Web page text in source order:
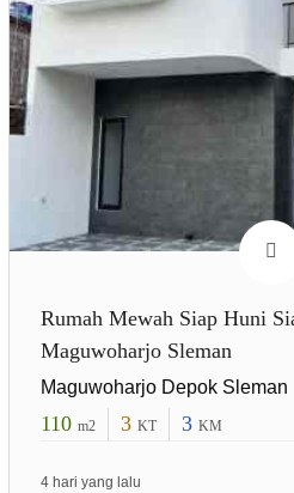
Rumah Mewah Siap Huni
Maguwoharjo Sleman
Maguwoharjo Depok Sleman
110 m2 3 KT 3 KM
4 hari yang lalu